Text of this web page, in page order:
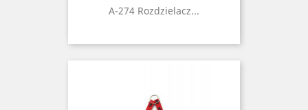
A-274 Rozdzielacz...